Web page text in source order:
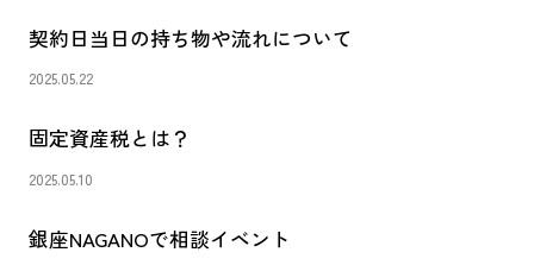
契約日当日の持ち物や流れについて
2025.05.22
固定資産税とは？
2025.05.10
銀座NAGANOで相談イベント